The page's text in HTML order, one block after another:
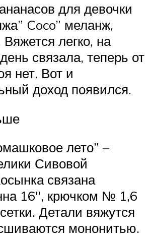
для девочки
Coco” меланж,
легко, на
связала, теперь от
нет. Вот и
доход появился.
лето” –
Сивовой
связана
16″, крючком № 1,6
Детали вяжутся
мононитью.